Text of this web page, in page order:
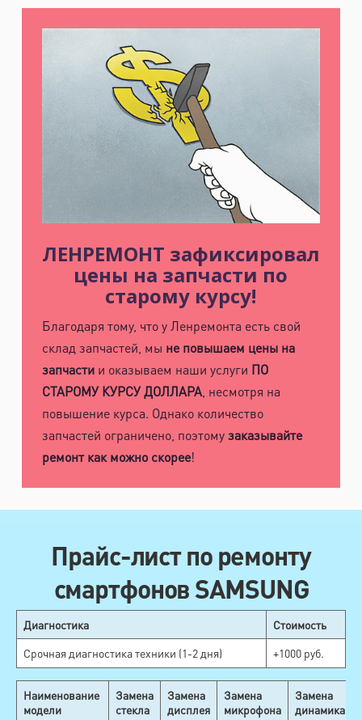
ЛЕНРЕМОНТ зафиксировал
цены на запчасти по
старому курсу!
Благодаря тому, что у Ленремонта есть свой
склад запчастей, мы не повышаем цены на
запчастии оказываем наши услуги ПО
СТАРОМУ КУРСУ ДОЛЛАРА, несмотря на
повышение курса. Однако количество
запчастей ограничено, поэтомузаказывайте
ремонт как можно скорее!
Прайс-лист по ремонту
смартфонов SAMSUNG
Диагностика
Стоимость
Срочная диагностика техники (1-2 дня)
+1000 руб.
Наименование
модели
Замена
стекла
Замена
дисплея
Замена
микрофона
Замена
динамика